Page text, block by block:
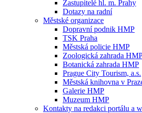
Zastupitelé hl. m. Prahy
Dotazy na radní
Městské organizace
Dopravní podnik HMP
TSK Praha
Městská policie HMP
Zoologická zahrada
Botanická zahrada HMP
Prague City Tourism, a.s.
Městská knihovna v
Galerie HMP
Muzeum HMP
Kontakty na redakci portálu a